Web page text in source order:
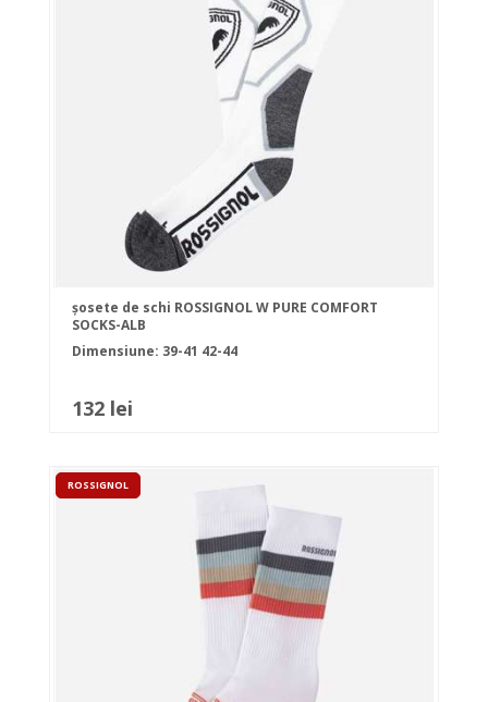
șosete de schi ROSSIGNOL W PURE COMFORT
SOCKS-ALB
Dimensiune: 39-41 42-44
132 lei
ROSSIGNOL